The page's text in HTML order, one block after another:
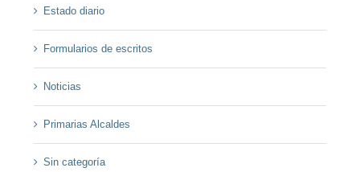
Estado diario
Formularios de escritos
Noticias
Primarias Alcaldes
Sin categoría